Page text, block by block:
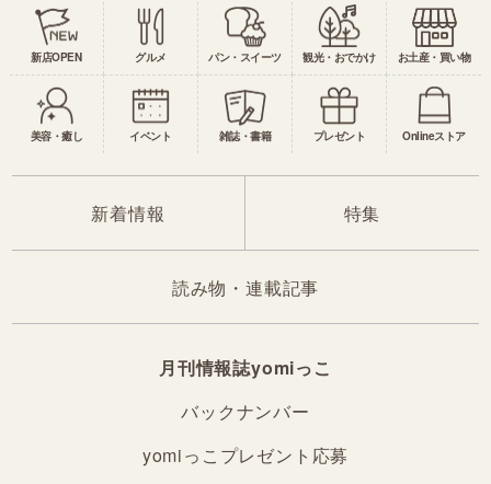
新店OPEN グルメ パン・スイーツ 観光・おでかけ お土産・買い物
美容・癒し イベント 雑誌・書籍 プレゼント Onlineストア
新着情報 特集
読み物・連載記事
月刊情報誌yomiっこ
バックナンバー
yomiっこプレゼント応募